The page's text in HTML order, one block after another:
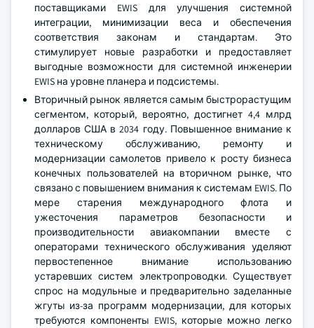
поставщиками EWIS для улучшения системной
интеграции, минимизации веса и обеспечения
соответствия законам и стандартам. Это
стимулирует новые разработки и предоставляет
выгодные возможности для системной инженерии
EWIS на уровне планера и подсистемы.
Вторичный рынок является самым быстрорастущим
сегментом, который, вероятно, достигнет 4,4 млрд
долларов США в 2034 году. Повышенное внимание к
техническому обслуживанию, ремонту и
модернизации самолетов привело к росту бизнеса
конечных пользователей на вторичном рынке, что
связано с повышением внимания к системам EWIS. По
мере старения международного флота и
ужесточения параметров безопасности и
производительности авиакомпании вместе с
операторами технического обслуживания уделяют
первостепенное внимание использованию
устаревших систем электропроводки. Существует
спрос на модульные и предварительно заделанные
жгуты из-за программ модернизации, для которых
требуются компоненты EWIS, которые можно легко